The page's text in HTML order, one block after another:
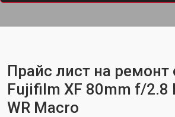
Прайс лист на ремонт
Fujifilm XF 80mm f/2.8
WR Macro